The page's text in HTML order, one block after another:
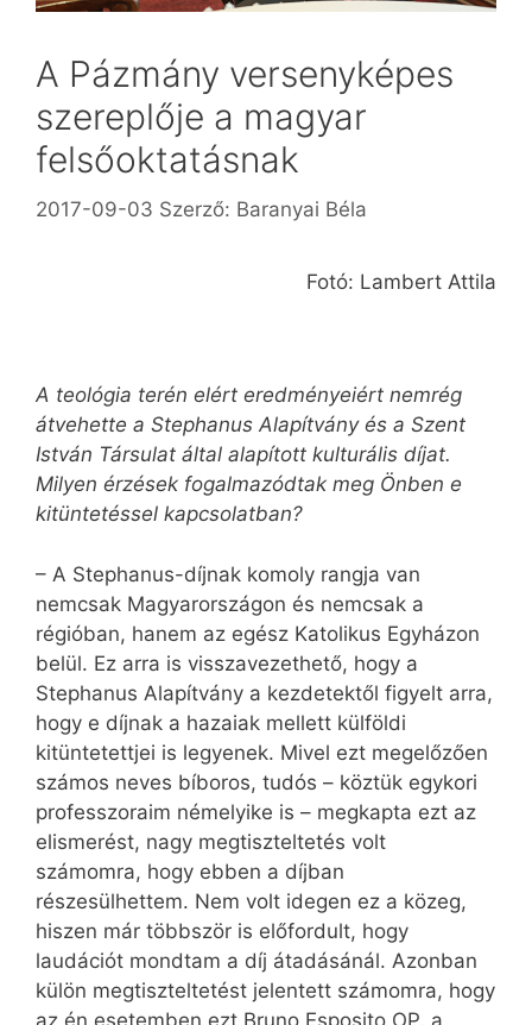
A Pázmány versenyképes
szereplője a magyar
felsőoktatásnak
2017-09-03 Szerző: Baranyai Béla
Fotó: Lambert Attila
A teológia terén elért eredményeiért nemrég
átvehette a Stephanus Alapítvány és a Szent
István Társulat által alapított kulturális díjat.
Milyen érzések fogalmazódtak meg Önben e
kitüntetéssel kapcsolatban?
– A Stephanus-díjnak komoly rangja van
nemcsak Magyarországon és nemcsak a
régióban, hanem az egész Katolikus Egyházon
belül. Ez arra is visszavezethető, hogy a
Stephanus Alapítvány a kezdetektől figyelt arra,
hogy e díjnak a hazaiak mellett külföldi
kitüntetettjei is legyenek. Mivel ezt megelőzően
számos neves bíboros, tudós – köztük egykori
professzoraim némelyike is – megkapta ezt az
elismerést, nagy megtiszteltetés volt
számomra, hogy ebben a díjban
részesülhettem. Nem volt idegen ez a közeg,
hiszen már többször is előfordult, hogy
laudációt mondtam a díj átadásánál. Azonban
külön megtiszteltetést jelentett számomra, hogy
az én esetemben ezt Bruno Esposito OP, a